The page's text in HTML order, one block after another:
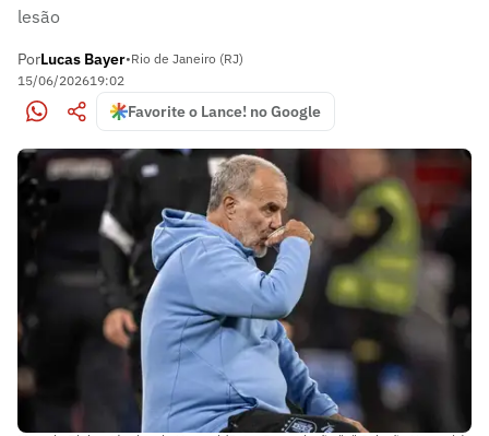
lesão
PorLucas Bayer•Rio de Janeiro (RJ)
15/06/202619:02
Favorite o Lance! no Google